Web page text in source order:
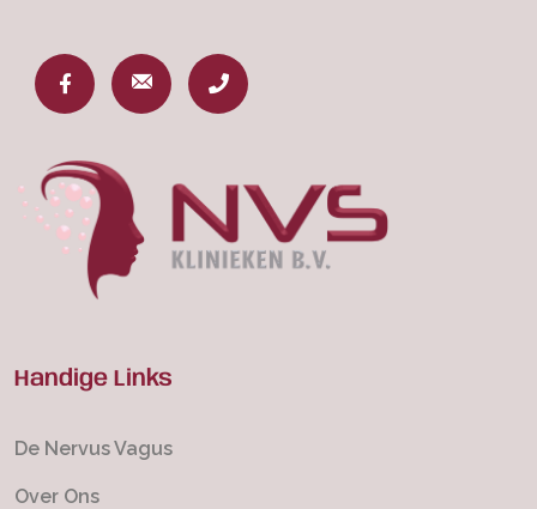
Handige Links
De Nervus Vagus
Over Ons